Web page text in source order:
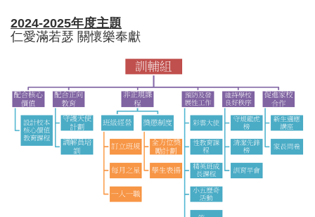
2024-2025年度主題
仁愛滿若瑟 關懷樂奉獻